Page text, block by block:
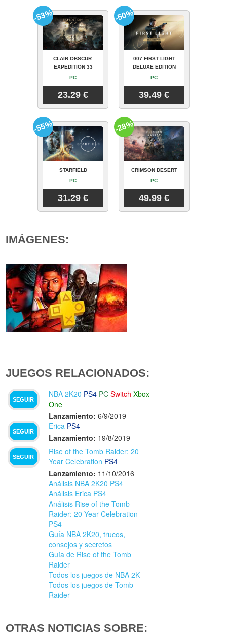
CLAIR OBSCUR:
EXPEDITION 33
PC
23.29 €
-53%
007 FIRST LIGHT
DELUXE EDITION
PC
39.49 €
-50%
STARFIELD
PC
31.29 €
-55%
CRIMSON DESERT
PC
49.99 €
-28%
IMÁGENES:
JUEGOS RELACIONADOS:
SEGUIR
NBA 2K20 PS4 PC Switch Xbox
One
Lanzamiento: 6/9/2019
SEGUIR
Erica PS4
Lanzamiento: 19/8/2019
SEGUIR
Rise of the Tomb Raider: 20
Year Celebration PS4
Lanzamiento: 11/10/2016
Análisis NBA 2K20 PS4
Análisis Erica PS4
Análisis Rise of the Tomb
Raider: 20 Year Celebration
PS4
Guía NBA 2K20, trucos,
consejos y secretos
Guía de Rise of the Tomb
Raider
Todos los juegos de NBA 2K
Todos los juegos de Tomb
Raider
OTRAS NOTICIAS SOBRE: